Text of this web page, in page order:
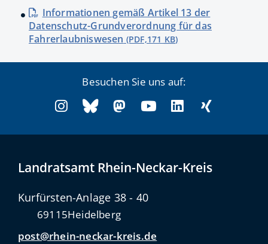
Informationen gemäß Artikel 13 der
Datenschutz-Grundverordnung für das
Fahrerlaubniswesen (PDF,171 KB)
Besuchen Sie uns auf:
Landratsamt Rhein-Neckar-Kreis
Kurfürsten-Anlage 38 - 40
69115Heidelberg
post@rhein-neckar-kreis.de